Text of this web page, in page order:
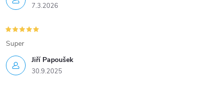
7.3.2026
Jiří Papoušek
30.9.2025
Super